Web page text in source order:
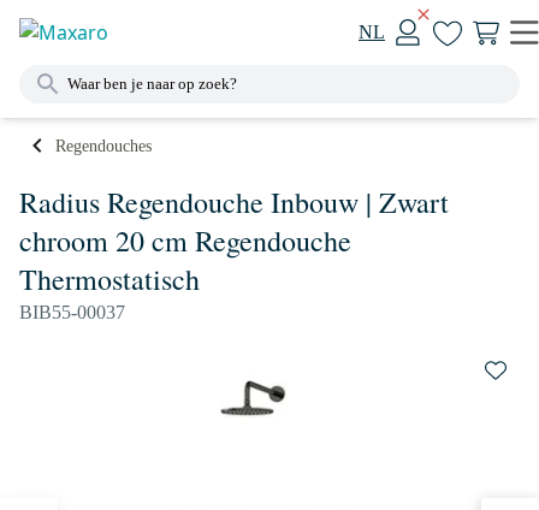
NL
Regendouches
Radius Regendouche Inbouw | Zwart
chroom 20 cm Regendouche
Thermostatisch
BIB55-00037